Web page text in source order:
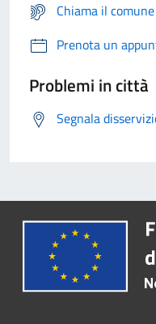
Chiama il
Prenota un
Problemi in città
Segnala